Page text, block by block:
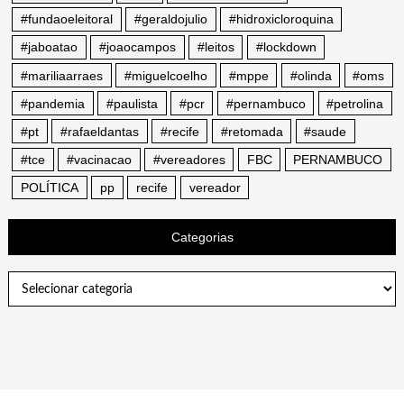
#fundaoeleitoral
#geraldojulio
#hidroxicloroquina
#jaboatao
#joaocampos #leitos
#lockdown
#mariliaarraes
#miguelcoelho #mppe #olinda
#oms
#pandemia
#paulista #pcr #pernambuco
#petrolina
#pt
#rafaeldantas #recife #retomada
#saude
#tce
#vacinacao #vereadores FBC
PERNAMBUCO
POLÍTICA
pp recife vereador
Categorias